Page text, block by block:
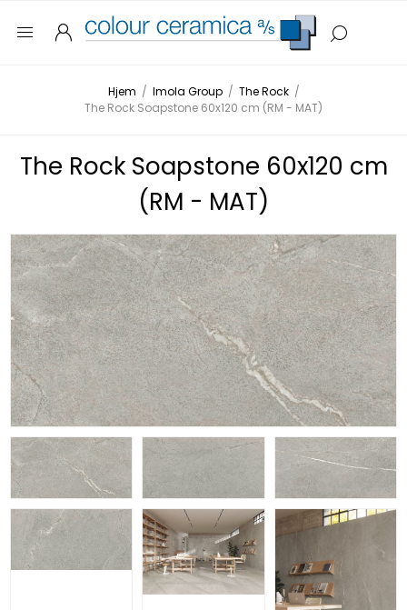
Hjem / Imola Group / The Rock /
The Rock Soapstone 60x120 cm (RM - MAT)
The Rock Soapstone 60x120 cm
(RM - MAT)